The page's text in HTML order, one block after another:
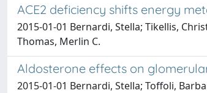
ACE2 deficiency shifts energy
2015-01-01 Bernardi, Stella; Tikellis,
Thomas, Merlin C.
Aldosterone effects on
2015-01-01 Bernardi, Stella; Toffoli,